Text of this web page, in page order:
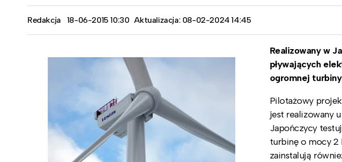
Redakcja 18-06-2015 10:30 Aktualizacja: 08-02-2024 14:45
Realizowany w
pływających
ogromnej
Pilotażowy
jest realizowany
Japończycy
turbinę o mocy 2
zainstalują